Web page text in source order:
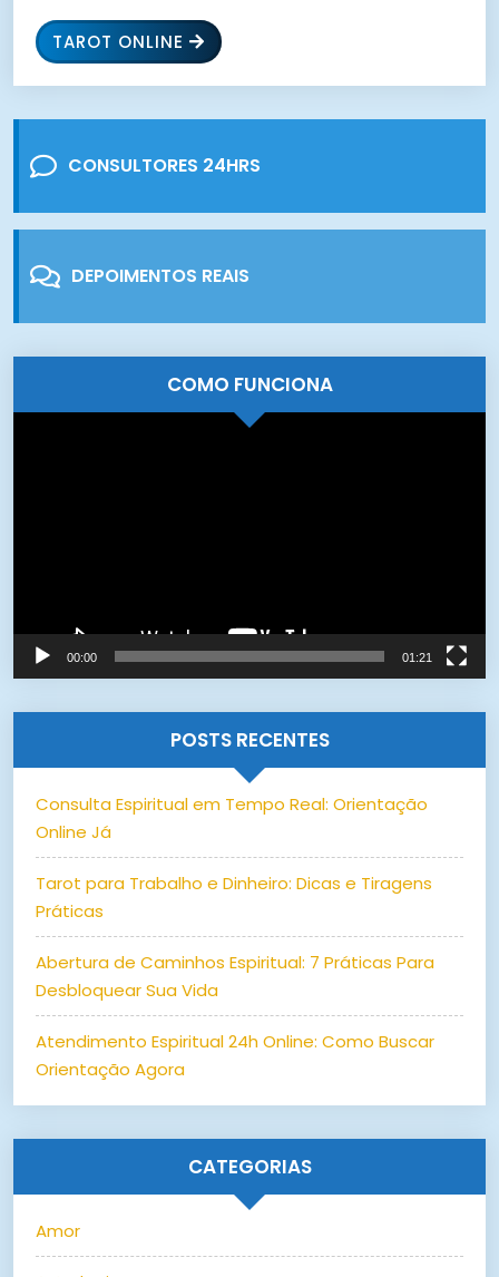
TAROT ONLINE
CONSULTORES 24HRS
DEPOIMENTOS REAIS
COMO FUNCIONA
00:00 01:21
POSTS RECENTES
Consulta Espiritual em Tempo Real: Orientação
Online Já
Tarot para Trabalho e Dinheiro: Dicas e Tiragens
Práticas
Abertura de Caminhos Espiritual: 7 Práticas Para
Desbloquear Sua Vida
Atendimento Espiritual 24h Online: Como Buscar
Orientação Agora
CATEGORIAS
Amor